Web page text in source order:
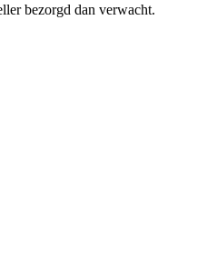
bezorgd dan verwacht.